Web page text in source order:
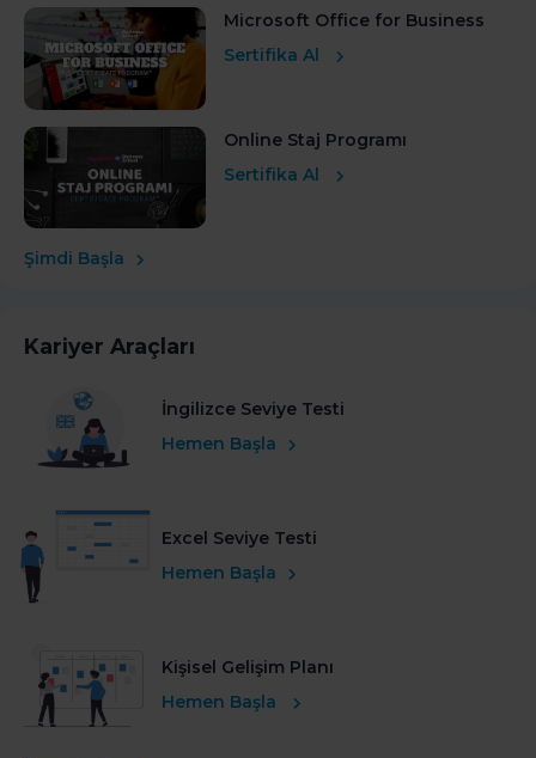
Microsoft Office for Business
Sertifika Al
Online Staj Programı
Sertifika Al
Şimdi Başla
Kariyer Araçları
İngilizce Seviye Testi
Hemen Başla
Excel Seviye Testi
Hemen Başla
Kişisel Gelişim Planı
Hemen Başla